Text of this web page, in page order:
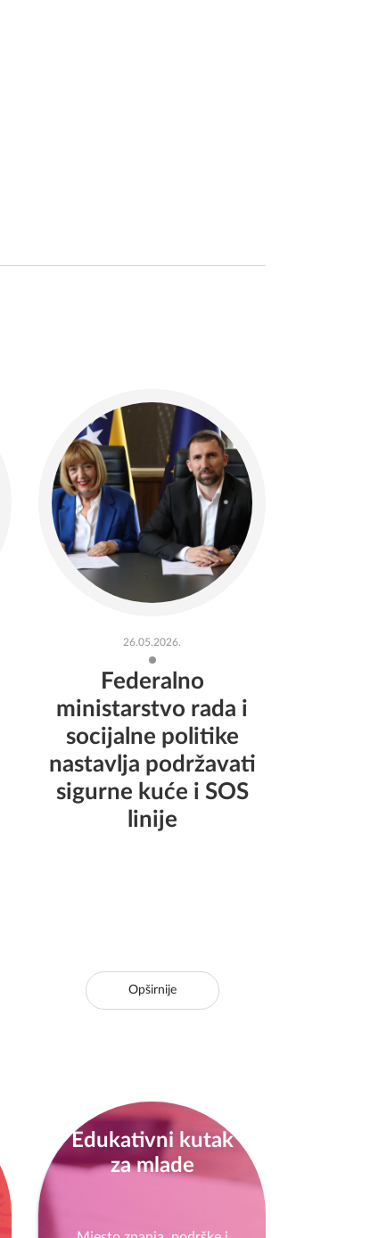
26.05.2026.
Federalno
ministarstvo rada i
socijalne politike
nastavlja podržavati
sigurne kuće i SOS
linije
Opširnije
Edukativni kutak
za mlade